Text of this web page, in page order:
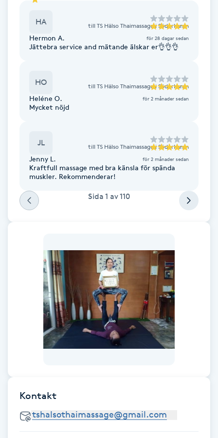
Fotvård
Fransförlängning
Fransförlängning Megavolym
Fransförlängning Volym
Fransrengöring
Frekvensterapi
Friskvårdsmassage
Funktionsanalys
Färgning
HA till TS Hälso Thaimassage i Söderhamn
Hermon A. för 28 dagar sedan
Jättebra service and mätande älskar er👌👌👌
HO till TS Hälso Thaimassage i Söderhamn
Heléne O. för 2 månader sedan
Mycket nöjd
JL till TS Hälso Thaimassage i Söderhamn
Jenny L. för 2 månader sedan
Kraftfull massage med bra känsla för spända
muskler. Rekommenderar!
Sida 1 av110
Kontakt